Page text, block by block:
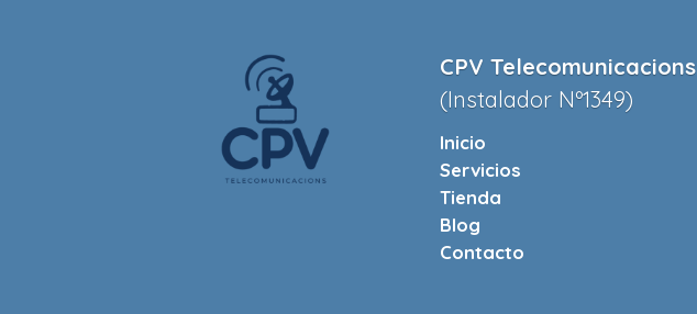
CPV Telecomunicacions
(Instalador Nº1349)
Inicio
Servicios
Tienda
Blog
Contacto